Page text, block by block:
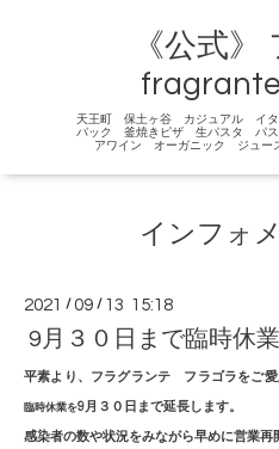
《公式》
天王町 保土ヶ谷 カジュアル イ
パック 釜焼きピザ 生パスタ パ
アワイン オーガニック ジュ
インフォ
2021 /09 / 13 15:18
9月３０日まで臨時休
平素より、フラグランテ フラゴラをご愛
臨時休業を9月３０日まで延長します。
感染者の数や状況をみながら早めに営業